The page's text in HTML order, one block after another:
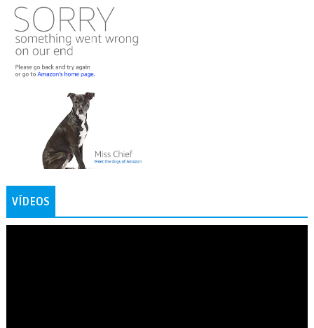
VÍDEOS